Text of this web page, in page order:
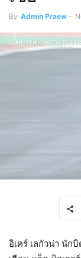
By Admin Praew -
อิเคร์ เลกัวน่า นักบิ